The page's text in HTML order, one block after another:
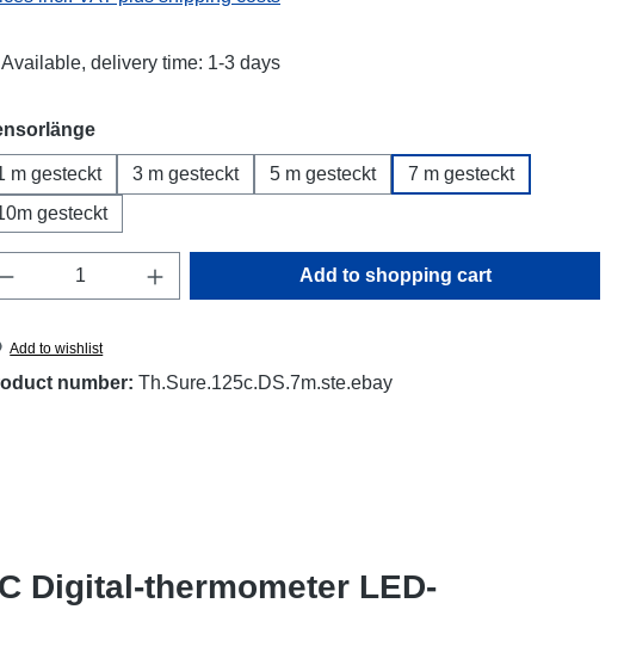
Available, delivery time: 1-3 days
m gesteckt 3 m gesteckt 5 m gesteckt
7 m gesteckt
gesteckt
Quantity: Enter the desired amount or
Add to shopping cart
Add to wishlist
number: Th.Sure.125c.DS.7m.ste.ebay
Digital-thermometer LED-